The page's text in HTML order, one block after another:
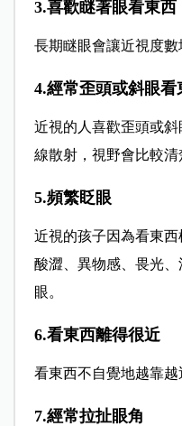
3.喜歡瞇著眼看東西
長期瞇眼會讓近視度數
4.經常歪頭或斜眼看
近視的人喜歡歪頭或
線散射，視野會比較清
5.頻繁眨眼
近視的孩子因為看東
酸澀、異物感、畏光
眼。
6.看東西離得很近
看東西不自覺地越靠越
7.經常拉扯眼角